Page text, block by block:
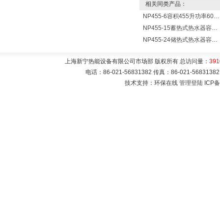
相关同类产品：
NP455-6容积455升功率6000瓦新宁电热水器 热水锅炉
NP455-15蓄热式热水器容量455L功率15000w热水炉 热水锅炉
NP455-24储热式热水器容积455L功率24000w热水炉 热水锅炉
上海新宁热能设备有限公司市场部 版权所有 总访问量：
电话：86-021-56831382 传真：86-021-
技术支持：环保在线 管理登陆 ICP